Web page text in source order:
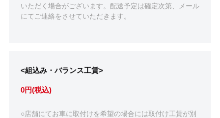
いただく場合がございます。配送予定は確定次第、メール
にてご連絡をさせていただきます。
<組込み・バランス工賃>
0円(税込)
○店舗にてお車に取付けを希望の場合には取付け工賃が別